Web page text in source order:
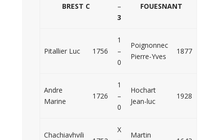
BREST C
–
3
FOUESNANT
Pitallier Luc 1756
1
–
0
Poignonnec
Pierre-Yves
1877
Andre
Marine
1726
1
–
0
Hochart
Jean-luc
1928
Chachiavhvili
X
Martin